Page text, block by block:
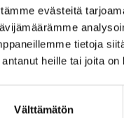
evästeitä
tietoja
antanut heille tai joita
Välttämätön